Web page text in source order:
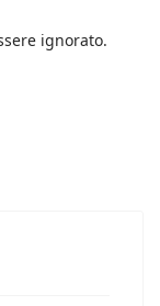
ignorato.